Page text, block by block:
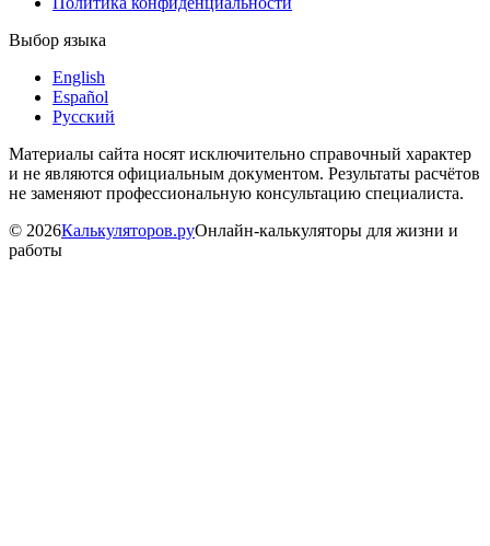
Выбор языка
English
Español
Русский
Материалы сайта носят исключительно справочный характер
и не являются официальным документом. Результаты расчётов
не заменяют профессиональную консультацию специалиста.
© 2026Калькуляторов.руОнлайн-калькуляторы для жизни и
работы